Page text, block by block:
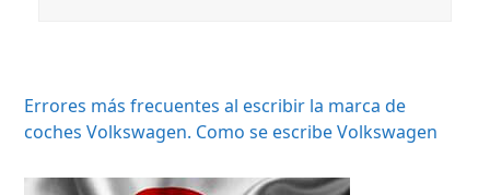
Errores más frecuentes al escribir la marca de
coches Volkswagen. Como se escribe Volkswagen